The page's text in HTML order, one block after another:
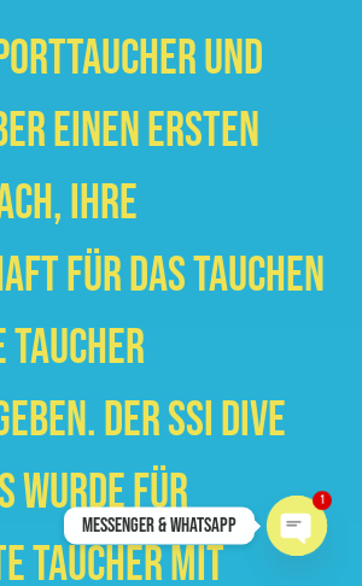
und
einen ersten
Ihre
für das Tauchen
Taucher
Der SSI Dive
wurde für
Taucher mit
Messenger & Whatsapp
1